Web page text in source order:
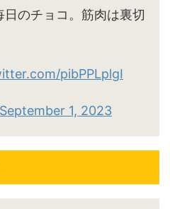
のチョコ。筋肉は裏切
pibPPLplgI
September 1, 2023